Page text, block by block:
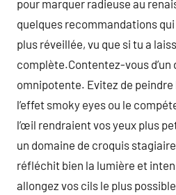
pour marquer radieuse au
quelques recommandations
plus réveillée, vu que si tu a
complète.Contentez-vous d’un
omnipotente. Evitez de
l’effet smoky eyes ou le
l’œil rendraient vos yeux plus
un domaine de croquis
réfléchit bien la lumière et
allongez vos cils le plus